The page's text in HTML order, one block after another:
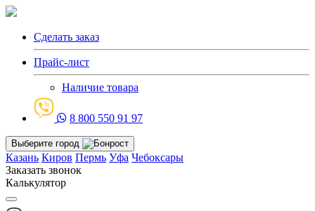
Сделать заказ
Прайс-лист
Наличие товара
8 800 550 91 97
Выберите город
Казань Киров Пермь Уфа Чебоксары
Заказать звонок
Калькулятор